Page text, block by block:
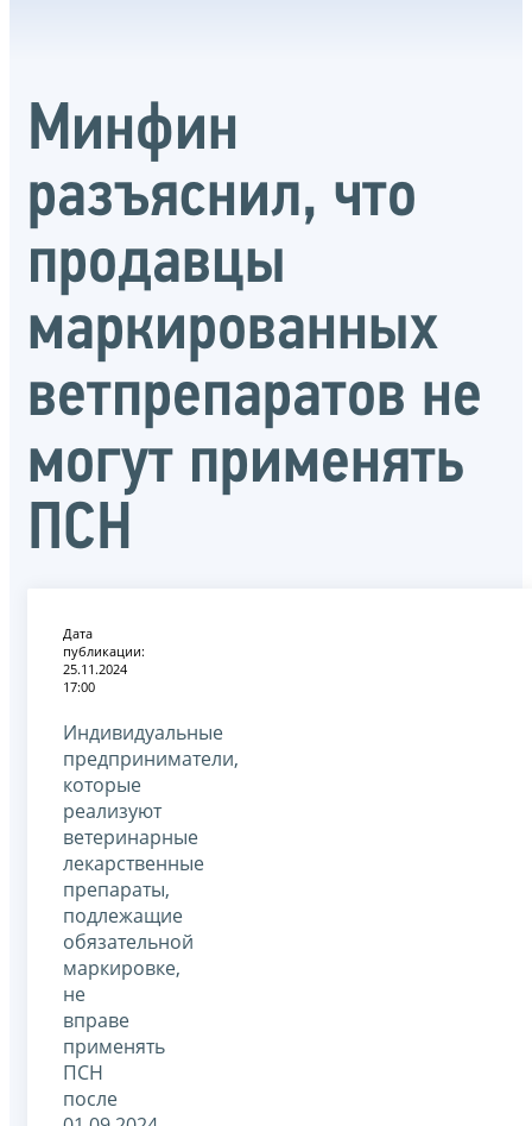
Минфин
разъяснил, что
продавцы
маркированных
ветпрепаратов не
могут применять
ПСН
Дата
публикации:
25.11.2024
17:00
Индивидуальные
предприниматели,
которые
реализуют
ветеринарные
лекарственные
препараты,
подлежащие
обязательной
маркировке,
не
вправе
применять
ПСН
после